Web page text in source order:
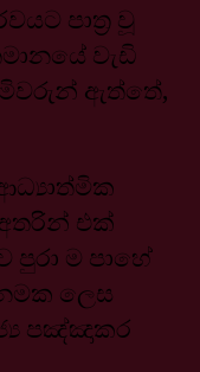
පාත්‍ර වූ
වැඩි
ඇත්තේ,
එක්
ම පාහේ
ලෙස
පඤ්ඤාකර